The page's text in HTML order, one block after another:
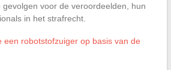
voor de veroordeelden, hun
in het strafrecht.
een robotstofzuiger op basis van de